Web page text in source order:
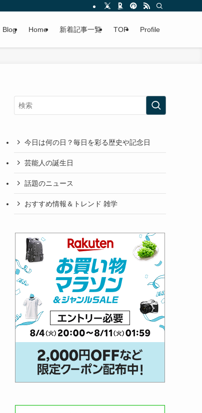
Blog Home 新着記事一覧 TOP Profile
今日は何の日？毎日を彩る歴史や記念日
芸能人の誕生日
話題のニュース
おすすめ情報＆トレンド 雑学